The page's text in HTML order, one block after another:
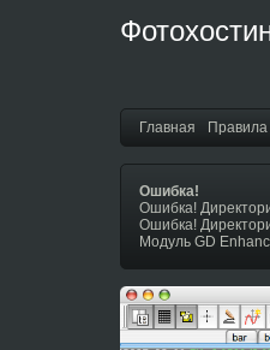
Главная Правила
Ошибка!
Ошибка!
Ошибка!
Модуль GD